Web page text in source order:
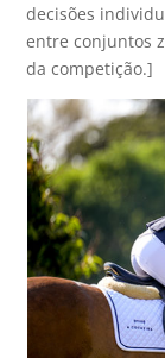
decisões
entre conjuntos
da competição.]